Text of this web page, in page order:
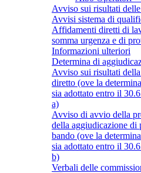
Avviso sui risultati
Avvisi sistema di
Affidamenti diretti di
somma urgenza e di
Informazioni ulteriori
Determina di
Avviso sui risultati
diretto (ove la
sia adottato entro il
a)
Avviso di avvio della
della aggiudicazione di
bando (ove la
sia adottato entro il
b)
Verbali delle